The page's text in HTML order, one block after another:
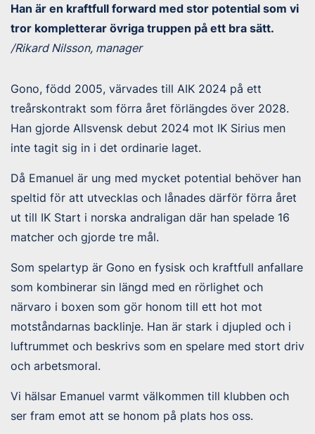
Han är en kraftfull forward med stor potential som vi
tror kompletterar övriga truppen på ett bra sätt.
/Rikard Nilsson, manager
Gono, född 2005, värvades till AIK 2024 på ett
treårskontrakt som förra året förlängdes över 2028.
Han gjorde Allsvensk debut 2024 mot IK Sirius men
inte tagit sig in i det ordinarie laget.
Då Emanuel är ung med mycket potential behöver han
speltid för att utvecklas och lånades därför förra året
ut till IK Start i norska andraligan där han spelade 16
matcher och gjorde tre mål.
Som spelartyp är Gono en fysisk och kraftfull anfallare
som kombinerar sin längd med en rörlighet och
närvaro i boxen som gör honom till ett hot mot
motståndarnas backlinje. Han är stark i djupled och i
luftrummet och beskrivs som en spelare med stort driv
och arbetsmoral.
Vi hälsar Emanuel varmt välkommen till klubben och
ser fram emot att se honom på plats hos oss.